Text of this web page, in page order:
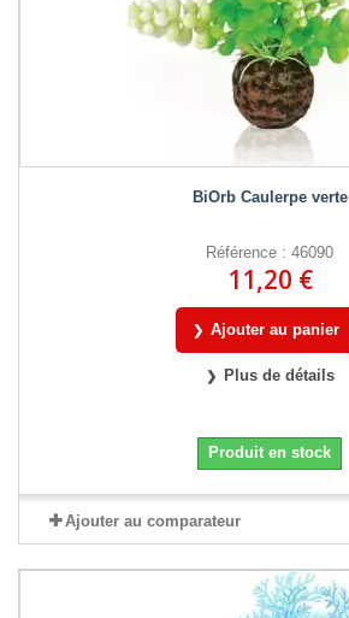
BiOrb Caulerpe verte
Référence : 46090
11,20 €
Ajouter au panier
Plus de détails
Produit en stock
Ajouter au comparateur